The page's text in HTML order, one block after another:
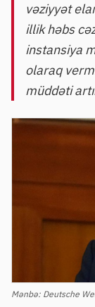
vəziyyət
illik həbs
instansiya
olaraq
müddəti
Mənbə: Deutsche